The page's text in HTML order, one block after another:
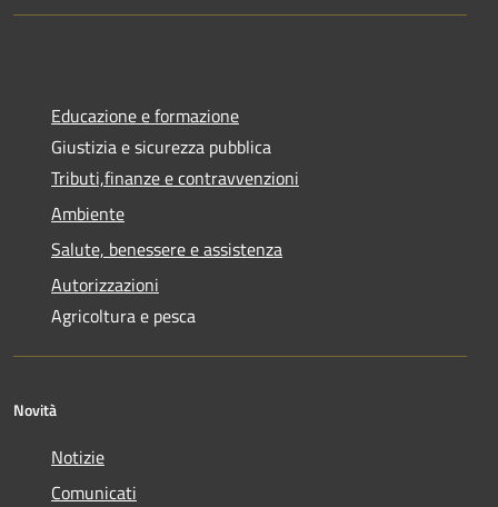
Educazione e formazione
Giustizia e sicurezza pubblica
Tributi,finanze e contravvenzioni
Ambiente
Salute, benessere e assistenza
Autorizzazioni
Agricoltura e pesca
Novità
Notizie
Comunicati